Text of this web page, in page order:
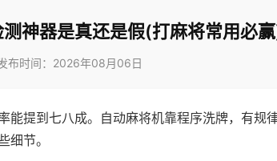
神器是真还是假(打麻将常用必
布时间：2026年08月06日
能提到七八成。自动麻将机靠程序洗牌，有规
细节。